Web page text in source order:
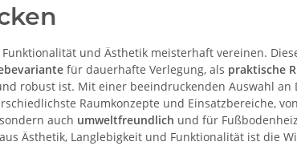
und Ästhetik meisterhaft vereinen.
für dauerhafte Verlegung, als praktische
robust ist. Mit einer beeindruckenden Auswahl an
Raumkonzepte und Einsatzbereiche,
auch umweltfreundlich und für
Ästhetik, Langlebigkeit und Funktionalität ist die